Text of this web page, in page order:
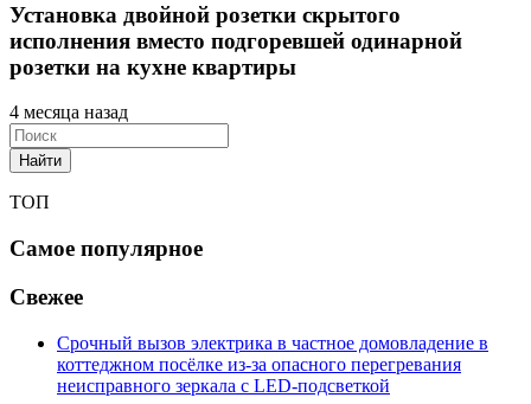
Установка двойной розетки скрытого
исполнения вместо подгоревшей одинарной
розетки на кухне квартиры
4 месяца назад
Найти
ТОП
Самое популярное
Свежее
Срочный вызов электрика в частное домовладение в
коттеджном посёлке из-за опасного перегревания
неисправного зеркала с LED-подсветкой